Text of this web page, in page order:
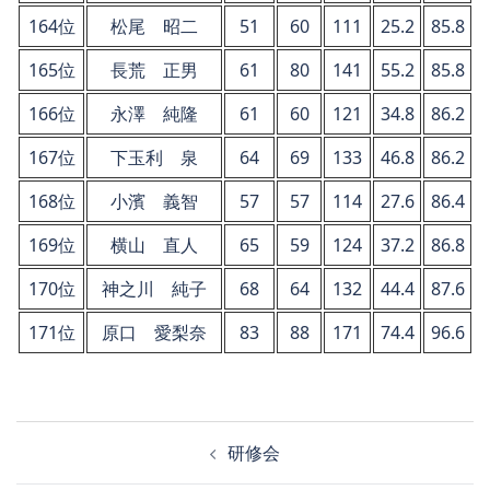
164位 松尾 昭二 51 60 111 25.2
85.8
165位
長荒 正男 61 80 141 55.2
85.8
166位
永澤 純隆 61 60 121 34.8
86.2
167位
下玉利 泉 64 69 133 46.8
86.2
168位
小濱 義智 57 57 114 27.6
86.4
169位
横山 直人 65 59 124 37.2
86.8
170位
神之川 純子 68 64 132 44.4
87.6
171位
原口 愛梨奈 83 88 171 74.4 96.6
研修会